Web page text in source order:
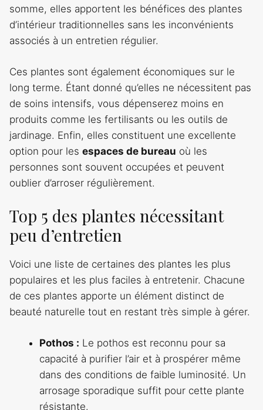
somme, elles apportent les bénéfices des plantes
d’intérieur traditionnelles sans les inconvénients
associés à un entretien régulier.
Ces plantes sont également économiques sur le
long terme. Étant donné qu’elles ne nécessitent pas
de soins intensifs, vous dépenserez moins en
produits comme les fertilisants ou les outils de
jardinage. Enfin, elles constituent une excellente
option pour les espaces de bureau où les
personnes sont souvent occupées et peuvent
oublier d’arroser régulièrement.
Top 5 des plantes nécessitant
peu d’entretien
Voici une liste de certaines des plantes les plus
populaires et les plus faciles à entretenir. Chacune
de ces plantes apporte un élément distinct de
beauté naturelle tout en restant très simple à gérer.
Pothos : Le pothos est reconnu pour sa
capacité à purifier l’air et à prospérer même
dans des conditions de faible luminosité. Un
arrosage sporadique suffit pour cette plante
résistante.